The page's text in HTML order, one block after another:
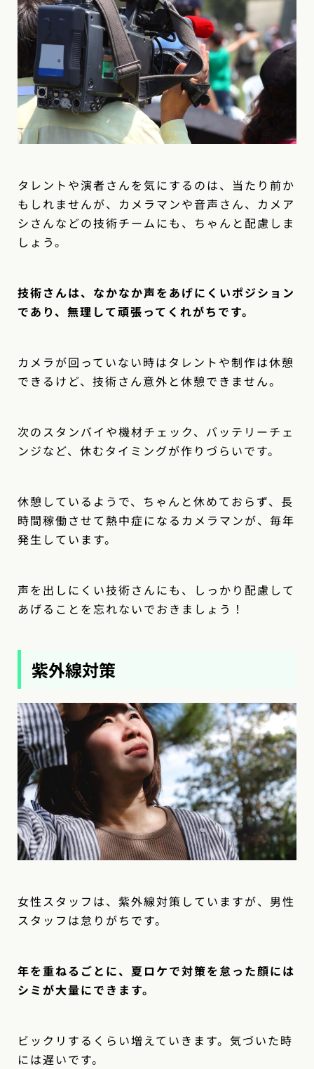
タレントや演者さんを気にするのは、当たり前か
もしれませんが、カメラマンや音声さん、カメア
シさんなどの技術チームにも、ちゃんと配慮しま
しょう。
技術さんは、なかなか声をあげにくいポジション
であり、無理して頑張ってくれがちです。
カメラが回っていない時はタレントや制作は休憩
できるけど、技術さん意外と休憩できません。
次のスタンバイや機材チェック、バッテリーチェ
ンジなど、休むタイミングが作りづらいです。
休憩しているようで、ちゃんと休めておらず、長
時間稼働させて熱中症になるカメラマンが、毎年
発生しています。
声を出しにくい技術さんにも、しっかり配慮して
あげることを忘れないでおきましょう！
紫外線対策
女性スタッフは、紫外線対策していますが、男性
スタッフは怠りがちです。
年を重ねるごとに、夏ロケで対策を怠った顔には
シミが大量にできます。
ビックリするくらい増えていきます。気づいた時
には遅いです。